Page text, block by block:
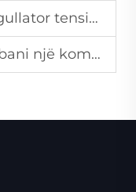
për pajisjet industriale?
për performancë të qëndrueshme?